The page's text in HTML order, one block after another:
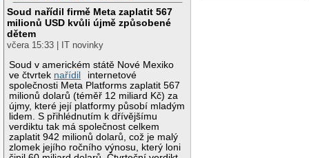
Soud nařídil firmě Meta zaplatit 567
milionů USD kvůli újmě způsobené
dětem
včera 15:33 | IT novinky
Soud v americkém státě Nové Mexiko
ve čtvrtek nařídil
internetové
společnosti Meta Platforms zaplatit 567
milionů dolarů (téměř 12 miliard Kč) za
újmy, které její platformy působí mladým
lidem. S přihlédnutím k dřívějšímu
verdiktu tak má společnost celkem
zaplatit 942 milionů dolarů, což je malý
zlomek jejího ročního výnosu, který loni